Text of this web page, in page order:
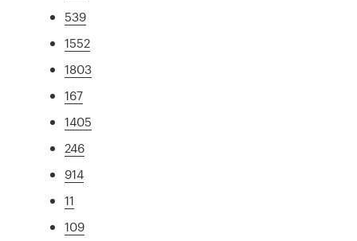
539
1552
1803
167
1405
246
914
11
109